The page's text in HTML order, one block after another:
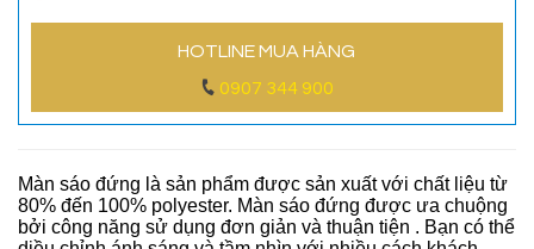
HOTLINE MUA HÀNG
0907 344 900
Màn sáo đứng là sản phẩm được sản xuất với chất liệu từ
80% đến 100% polyester. Màn sáo đứng được ưa chuộng
bởi công năng sử dụng đơn giản và thuận tiện . Bạn có thể